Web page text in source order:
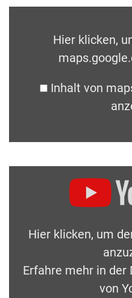
Hier klicken,
Inhalt von
Hier klicken, um
Erfahre mehr in der
von